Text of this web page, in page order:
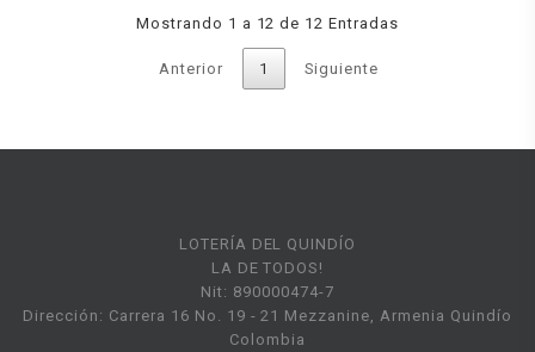
Mostrando 1 a 12 de 12 Entradas
Anterior 1 Siguiente
LOTERÍA DEL QUINDÍO
LA DE TODOS!
Nit: 890000474-7
Dirección: Carrera 16 No. 19 - 21 Mezzanine, Armenia Quindío
Colombia